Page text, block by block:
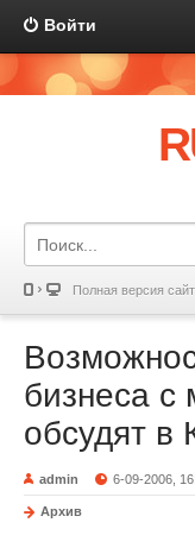
Войти
Полная версия
бизнеса с
обсудят в
admin 6-09-2006,
Архив